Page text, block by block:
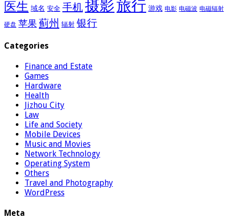
医生 域名 安全 手机摄影旅行 游戏 电影 电磁波 电磁辐射
硬盘 苹果 蓟州 辐射 银行
Categories
Finance and Estate
Games
Hardware
Health
Jizhou City
Law
Life and Society
Mobile Devices
Music and Movies
Network Technology
Operating System
Others
Travel and Photography
WordPress
Meta